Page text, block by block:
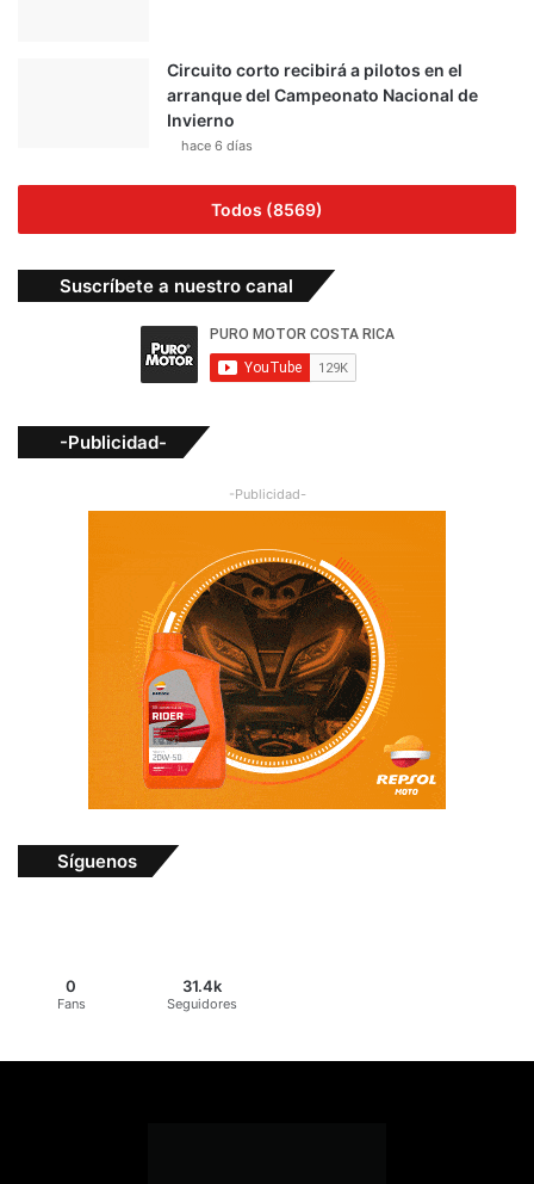
Circuito corto recibirá a pilotos en el
arranque del Campeonato Nacional de
Invierno
hace 6 días
Todos (8569)
Suscríbete a nuestro canal
-Publicidad-
-Publicidad-
Síguenos
0
Fans
31.4k
Seguidores